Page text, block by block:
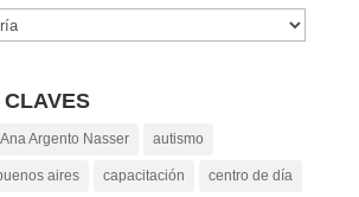
Ana Argento Nasser autismo
aires capacitación centro de día